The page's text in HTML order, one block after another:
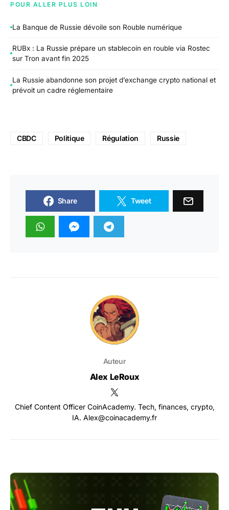
POUR ALLER PLUS LOIN
La Banque de Russie dévoile son Rouble numérique
RUBx : La Russie prépare un stablecoin en rouble via Rostec
sur Tron avant fin 2025
La Russie abandonne son projet d’exchange crypto national et
prévoit un cadre réglementaire
CBDC Politique Régulation Russie
Share Tweet
Auteur
Alex LeRoux
Chief Content Officer CoinAcademy. Tech, finances, crypto,
IA. Alex@coinacademy.fr